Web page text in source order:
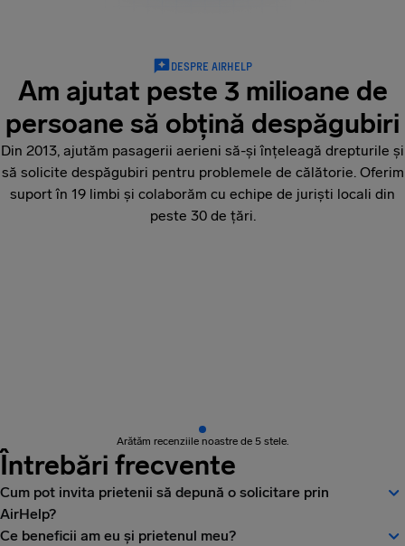
DESPRE AIRHELP
Am ajutat peste 3 milioane de
persoane să obțină despăgubiri
Din 2013, ajutăm pasagerii aerieni să-și înțeleagă drepturile și
să solicite despăgubiri pentru problemele de călătorie. Oferim
suport în 19 limbi și colaborăm cu echipe de juriști locali din
peste 30 de țări.
Arătăm recenziile noastre de 5 stele.
Întrebări frecvente
Cum pot invita prietenii să depună o solicitare prin
AirHelp?
Ce beneficii am eu și prietenul meu?